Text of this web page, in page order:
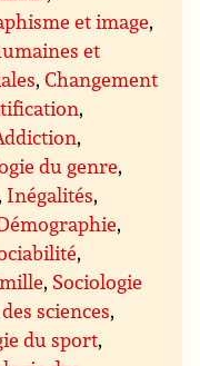
et image,
et
,Changement
,
,
du genre,
, Inégalités,
,
,
, Sociologie
sciences,
du sport,